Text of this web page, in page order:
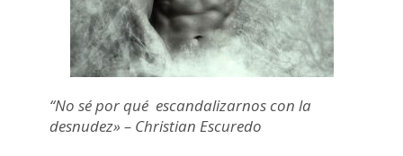
“No sé por qué escandalizarnos con la
desnudez» – Christian Escuredo